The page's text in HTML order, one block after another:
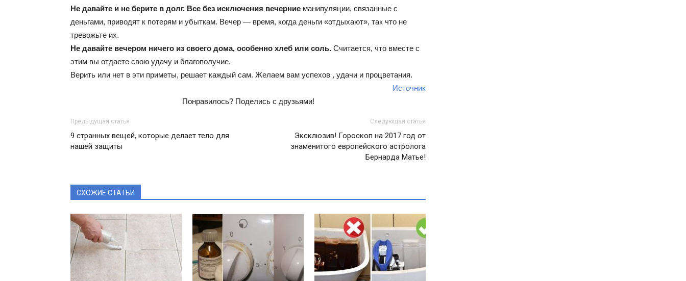
Не давайте и не берите в долг. Все без исключения вечерние манипуляции, связанные с
деньгами, приводят к потерям и убыткам. Вечер — время, когда деньги «отдыхают», так что не
тревожьте их.
Не давайте вечером ничего из своего дома, особенно хлеб или соль. Считается, что вместе с
этим вы отдаете свою удачу и благополучие.
Верить или нет в эти приметы, решает каждый сам. Желаем вам успехов , удачи и процветания.
Источник
Понравилось? Поделись с друзьями!
Предыдущая статья
9 странных вещей, которые делает тело для
нашей защиты
Следующая статья
Эксклюзив! Гороскоп на 2017 год от
знаменитого европейского астролога
Бернарда Матье!
СХОЖИЕ СТАТЬИ